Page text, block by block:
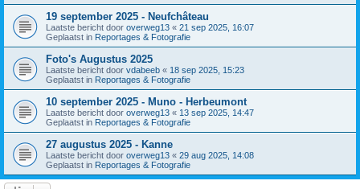
19 september 2025 - Neufchâteau
Laatste bericht door overweg13 « 21 sep 2025, 16:07
Geplaatst in Reportages & Fotografie
Foto's Augustus 2025
Laatste bericht door vdabeeb « 18 sep 2025, 15:23
Geplaatst in Reportages & Fotografie
10 september 2025 - Muno - Herbeumont
Laatste bericht door overweg13 « 13 sep 2025, 14:47
Geplaatst in Reportages & Fotografie
27 augustus 2025 - Kanne
Laatste bericht door overweg13 « 29 aug 2025, 14:08
Geplaatst in Reportages & Fotografie